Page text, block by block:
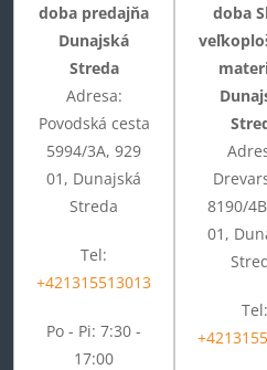
doba predajňa
Dunajská
Streda
Adresa:
Povodská cesta
5994/3A, 929
01, Dunajská
Streda
Tel:
+421315513013
Po - Pi: 7:30 -
17:00
doba
8190/
01,
Tel: